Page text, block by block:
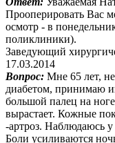
Прооперировать Вас
осмотр - в
поликлиники).
Заведующий
17.03.2014
Вопрос: Мне 65 лет,
диабетом, принимаю
большой палец на
вырастает. Кожные
-артроз. Наблюдаюсь
Боли усиливаются